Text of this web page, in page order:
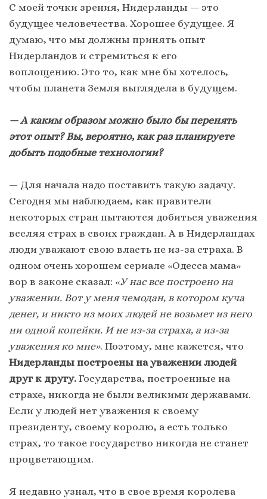
С моей точки зрения, Нидерланды — это
будущее человечества. Хорошее будущее. Я
думаю, что мы должны принять опыт
Нидерландов и стремиться к его
воплощению. Это то, как мне бы хотелось,
чтобы планета Земля выглядела в будущем.
— А каким образом можно было бы перенять
этот опыт? Вы, вероятно, как раз планируете
добыть подобные технологии?
— Для начала надо поставить такую задачу.
Сегодня мы наблюдаем, как правители
некоторых стран пытаются добиться уважения
вселяя страх в своих граждан. А в Нидерландах
люди уважают свою власть не из-за страха. В
одном очень хорошем сериале «Одесса мама»
вор в законе сказал: «У нас все построено на
уважении. Вот у меня чемодан, в котором куча
денег, и никто из моих людей не возьмет из него
ни одной копейки. И не из-за страха, а из-за
уважения ко мне». Поэтому, мне кажется, что
Нидерланды построены на уважении людей
друг к другу. Государства, построенные на
страхе, никогда не были великими державами.
Если у людей нет уважения к своему
президенту, своему королю, а есть только
страх, то такое государство никогда не станет
процветающим.
Я недавно узнал, что в свое время королева